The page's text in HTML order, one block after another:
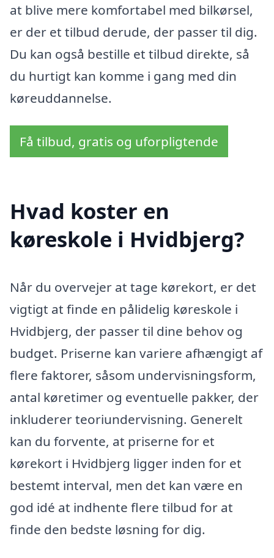
at blive mere komfortabel med bilkørsel,
er der et tilbud derude, der passer til dig.
Du kan også bestille et tilbud direkte, så
du hurtigt kan komme i gang med din
køreuddannelse.
Få tilbud, gratis og uforpligtende
Hvad koster en
køreskole i Hvidbjerg?
Når du overvejer at tage kørekort, er det
vigtigt at finde en pålidelig køreskole i
Hvidbjerg, der passer til dine behov og
budget. Priserne kan variere afhængigt af
flere faktorer, såsom undervisningsform,
antal køretimer og eventuelle pakker, der
inkluderer teoriundervisning. Generelt
kan du forvente, at priserne for et
kørekort i Hvidbjerg ligger inden for et
bestemt interval, men det kan være en
god idé at indhente flere tilbud for at
finde den bedste løsning for dig.